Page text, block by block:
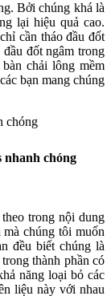
Bởi chúng khá là
lại hiệu quả cao.
cần tháo đầu đốt
đầu đốt ngâm trong
chải lông mềm
bạn mang chúng
nhanh chóng
trong nội dung
chúng tôi muốn
đều biết chúng là
thành phần có
năng loại bỏ các
liệu này với nhau